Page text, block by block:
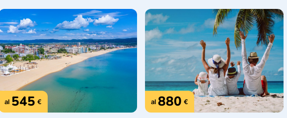
al 545 € al 880 €